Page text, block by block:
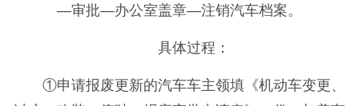
—审批—办公室盖章—注销汽车档案。
具体过程：
①申请报废更新的汽车车主领填《机动车变更、